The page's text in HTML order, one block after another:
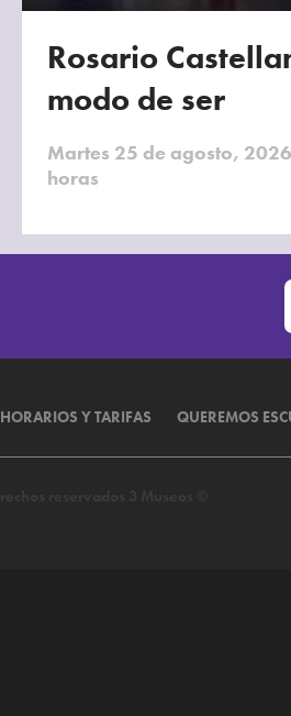
Rosario
modo de ser
Martes 25 de agosto,
horas
HORARIOS Y TARIFAS QUEREMOS